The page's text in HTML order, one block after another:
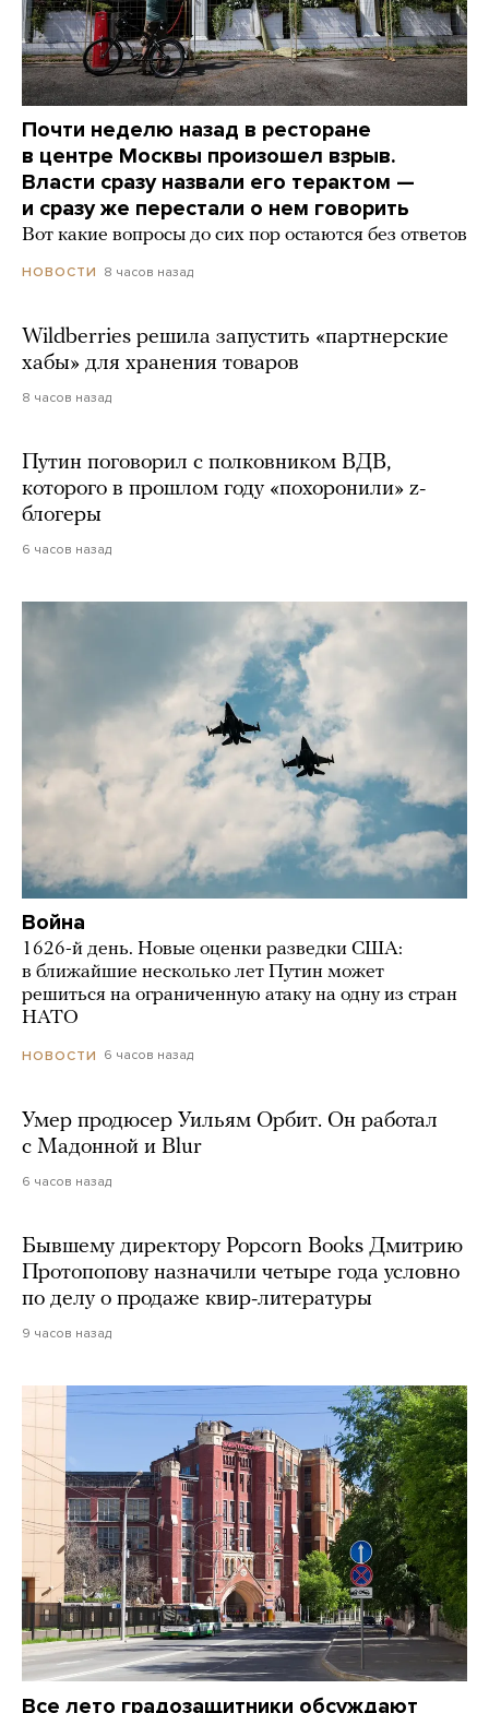
Почти неделю назад в ресторане
в центре Москвы произошел взрыв.
Власти сразу назвали его терактом —
и сразу же перестали о нем говорить
Вот какие вопросы до сих пор остаются без ответов
НОВОСТИ 8 часов назад
Wildberries решила запустить «партнерские
хабы» для хранения товаров
8 часов назад
Путин поговорил с полковником ВДВ,
которого в прошлом году «похоронили» z-
блогеры
6 часов назад
Война
1626-й день. Новые оценки разведки США:
в ближайшие несколько лет Путин может
решиться на ограниченную атаку на одну из стран
НАТО
НОВОСТИ 6 часов назад
Умер продюсер Уильям Орбит. Он работал
с Мадонной и Blur
6 часов назад
Бывшему директору Popcorn Books Дмитрию
Протопопову назначили четыре года условно
по делу о продаже квир-литературы
9 часов назад
Все лето градозащитники обсуждают